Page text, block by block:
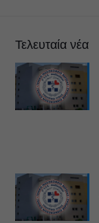
Τελευταία νέα